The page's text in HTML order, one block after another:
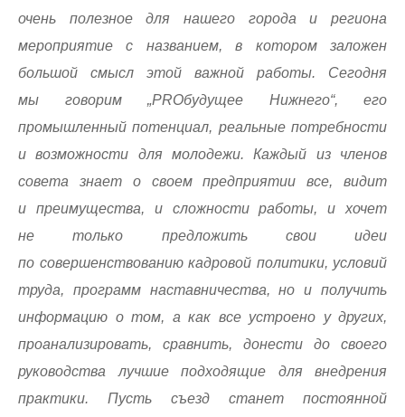
очень полезное для нашего города и региона
мероприятие с названием, в котором заложен
большой смысл этой важной работы. Сегодня
мы говорим „PROбудущее Нижнего“, его
промышленный потенциал, реальные потребности
и возможности для молодежи. Каждый из членов
совета знает о своем предприятии все, видит
и преимущества, и сложности работы, и хочет
не только предложить свои идеи
по совершенствованию кадровой политики, условий
труда, программ наставничества, но и получить
информацию о том, а как все устроено у других,
проанализировать, сравнить, донести до своего
руководства лучшие подходящие для внедрения
практики. Пусть съезд станет постоянной